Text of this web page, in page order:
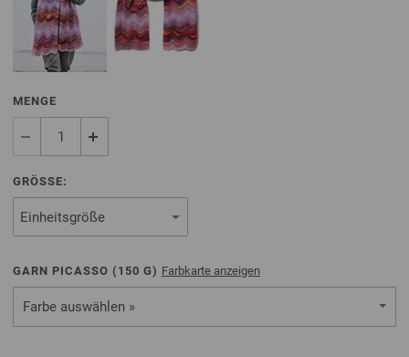
MENGE
GRÖSSE:
GARN PICASSO ( 150 G) Farbkarte anzeigen
Farbe auswählen »